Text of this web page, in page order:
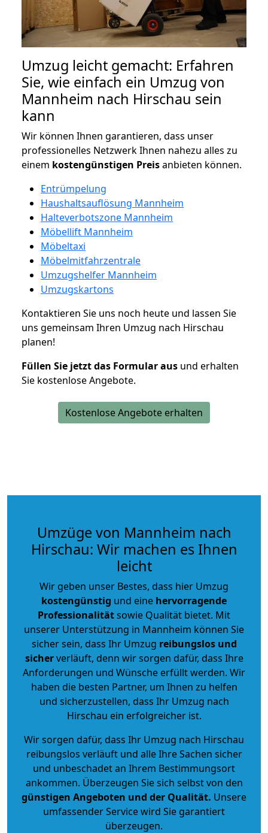
Umzug leicht gemacht: Erfahren
Sie, wie einfach ein Umzug von
Mannheim nach Hirschau sein
kann
Wir können Ihnen garantieren, dass unser
professionelles Netzwerk Ihnen nahezu alles zu
einem kostengünstigen Preisanbieten können.
Entrümpelung
Haushaltsauflösung Mannheim
Halteverbotszone Mannheim
Möbellift Mannheim
Möbeltaxi
Möbelmitfahrzentrale
Umzugshelfer Mannheim
Umzugskartons
Kontaktieren Sie uns noch heute und lassen Sie
uns gemeinsam Ihren Umzug nach Hirschau
planen!
Füllen Sie jetzt das Formular aus und erhalten
Sie kostenlose Angebote.
Kostenlose Angebote erhalten
Umzüge von Mannheim nach
Hirschau: Wir machen es Ihnen
leicht
Wir geben unser Bestes, dass hier Umzug
kostengünstig und eine hervorragende
Professionalitätsowie Qualität bietet. Mit
unserer Unterstützung in Mannheim können Sie
sicher sein, dass Ihr Umzug reibungslos und
sicherverläuft, denn wir sorgen dafür, dass Ihre
Anforderungen und Wünsche erfüllt werden. Wir
haben die besten Partner, um Ihnen zu helfen
und sicherzustellen, dass Ihr Umzug nach
Hirschau ein erfolgreicher ist.
Wir sorgen dafür, dass Ihr Umzug nach Hirschau
reibungslos verläuft und alle Ihre Sachen sicher
und unbeschadet an Ihrem Bestimmungsort
ankommen. Überzeugen Sie sich selbst von den
günstigen Angeboten und der Qualität. Unsere
umfassender Service wird Sie garantiert
überzeugen.